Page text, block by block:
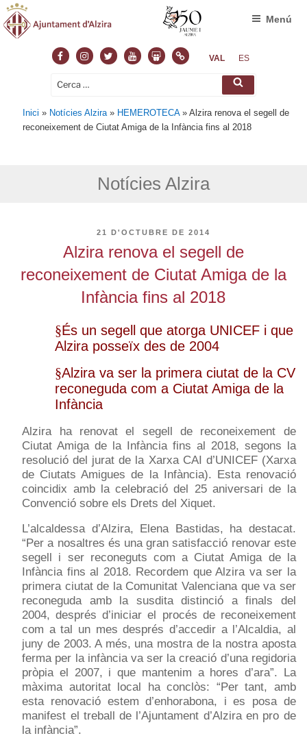
FacebookInstagram
TwitterYoutubeSlideshare
NormasVAL ES
Cerca: Cerca
Menú
Inici » Notícies Alzira » HEMEROTECA»Alzira renova el segell de
reconeixement de Ciutat Amiga de la Infància fins al 2018
Notícies Alzira
PUBLICAT
21 D'OCTUBRE DE 2014
Alzira renova el segell de
reconeixement de Ciutat Amiga de la
Infància fins al 2018
§És un segell que atorga UNICEF i que
Alzira posseïx des de 2004
§Alzira va ser la primera ciutat de la CV
reconeguda com a Ciutat Amiga de la
Infància
Alzira ha renovat el segell de reconeixement de
Ciutat Amiga de la Infància fins al 2018, segons la
resolució del jurat de la Xarxa CAI d’UNICEF (Xarxa
de Ciutats Amigues de la Infància). Esta renovació
coincidix amb la celebració del 25 aniversari de la
Convenció sobre els Drets del Xiquet.
L’alcaldessa d’Alzira, Elena Bastidas, ha destacat.
“Per a nosaltres és una gran satisfacció renovar este
segell i ser reconeguts com a Ciutat Amiga de la
Infància fins al 2018. Recordem que Alzira va ser la
primera ciutat de la Comunitat Valenciana que va ser
reconeguda amb la susdita distinció a finals del
2004, després d’iniciar el procés de reconeixement
com a tal un mes després d’accedir a l’Alcaldia, al
juny de 2003. A més, una mostra de la nostra aposta
ferma per la infància va ser la creació d’una regidoria
pròpia el 2007, i que mantenim a hores d’ara”. La
màxima autoritat local ha conclòs: “Per tant, amb
esta renovació estem d’enhorabona, i es posa de
manifest el treball de l’Ajuntament d’Alzira en pro de
la infància”.